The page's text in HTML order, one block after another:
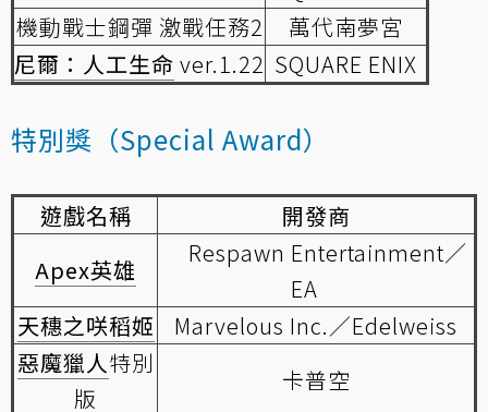
機動戰士鋼彈 激戰任務2
萬代南夢宮
尼爾：人工生命 ver.1.22 SQUARE ENIX
特別獎（Special Award）
遊戲名稱
開發商
Apex英雄
Respawn Entertainment／
EA
天穗之咲稻姬
Marvelous Inc.／Edelweiss
惡魔獵人特別
版
卡普空